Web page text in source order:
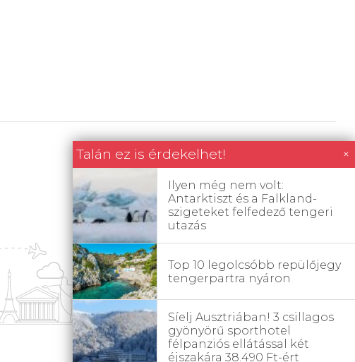
Talán ez is érdekelhet! ×
Ilyen még nem volt:
Antarktiszt és a Falkland-
szigeteket felfedező tengeri
utazás
Top 10 legolcsóbb repülőjegy
tengerpartra nyáron
Síelj Ausztriában! 3 csillagos
gyönyörű sporthotel
félpanziós ellátással két
éjszakára 38.490 Ft-ért